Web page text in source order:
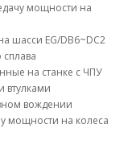
мощности на
шасси EG/DB6~DC2
на станке с ЧПУ
вождении
мощности на колеса